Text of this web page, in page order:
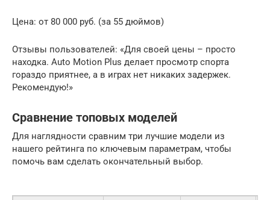
Цена: от 80 000 руб. (за 55 дюймов)
Отзывы пользователей: «Для своей цены – просто
находка. Auto Motion Plus делает просмотр спорта
гораздо приятнее, а в играх нет никаких задержек.
Рекомендую!»
Сравнение топовых моделей
Для наглядности сравним три лучшие модели из
нашего рейтинга по ключевым параметрам, чтобы
помочь вам сделать окончательный выбор.